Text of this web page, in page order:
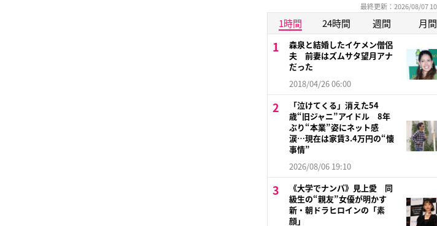
最終更新：2026/08/07
1時間 24時間 週間 月間
森泉と結婚したイケメン僧侶
夫 前妻はズムサタ望月アナ
だった
2018/04/26 06:00
「泣けてくる」消えた54
歳“旧ジャニ”アイドル 8年
ぶり“本業”姿にネット感
涙…現在は家賃3.4万円の“懐
事情”
2026/08/06 19:10
《大学でナンパ》見上愛 同
級生の“親友”女優が明かす
新・朝ドラヒロインの「素
顔」